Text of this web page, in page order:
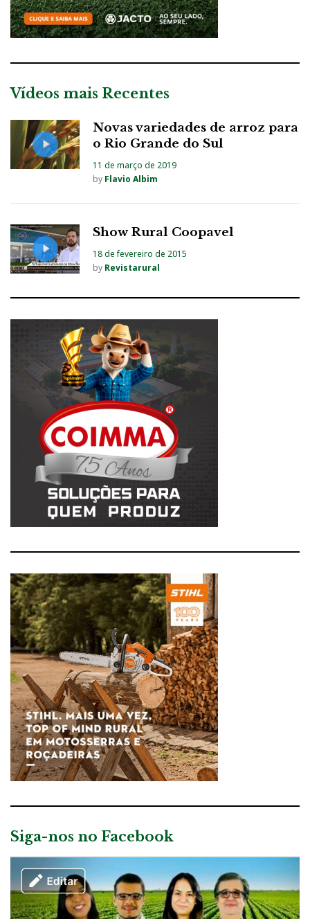
Vídeos mais Recentes
Novas variedades de arroz para
o Rio Grande do Sul
11 de março de 2019
by Flavio Albim
Show Rural Coopavel
18 de fevereiro de 2015
by Revistarural
Siga-nos no Facebook